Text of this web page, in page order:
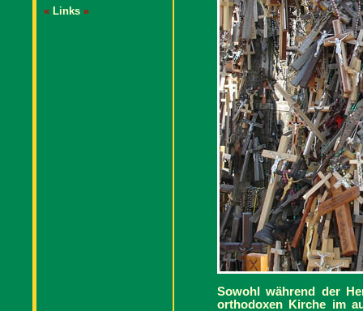
« Links »
Sowohl während der
orthodoxen Kirche im